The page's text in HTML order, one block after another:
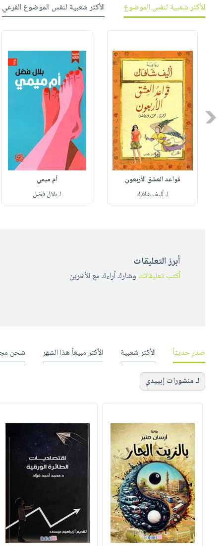
صابون
أطفال
مناسبات
فيديوهات
طرحها
خدمات
وفرات
انشر
كتابك
تواصل
عربة
التسوق
الإصدارات
الأكثر شعبية لنفس الموضوع
الأكثر شعبية لنفس الموضوع الفرعي
Previous
قواعد العشق الأربعون
لـ أليف شافاك
أم ميمي
لـ بلال فضل
أبرز التعليقات
أكتب تعليقاتك وشارك أراءك مع الأخرين
صدر حديثاً الأكثر شعبية الأكثر مبيعاً هذا الشهر شحن
لـ منشورات إبييدي